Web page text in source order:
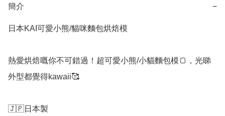
簡介 −
日本KAI可愛小熊/貓咪麵包烘焙模
熱愛烘焙嘅你不可錯過！超可愛小熊/小貓麵包模🍞，光睇
外型都覺得kawaii🥰
🇯🇵日本製